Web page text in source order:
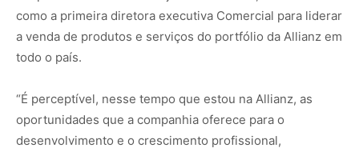
como a primeira diretora executiva Comercial para liderar
a venda de produtos e serviços do portfólio da Allianz em
todo o país.
“É perceptível, nesse tempo que estou na Allianz, as
oportunidades que a companhia oferece para o
desenvolvimento e o crescimento profissional,